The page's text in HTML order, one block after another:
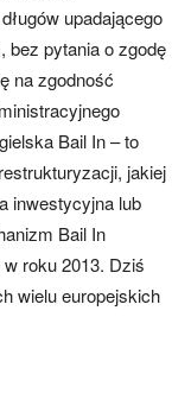
upadającego
bez pytania o zgodę
na zgodność
Bail In – to
jakiej
inwestycyjna lub
Bail In
roku 2013. Dziś
wielu europejskich